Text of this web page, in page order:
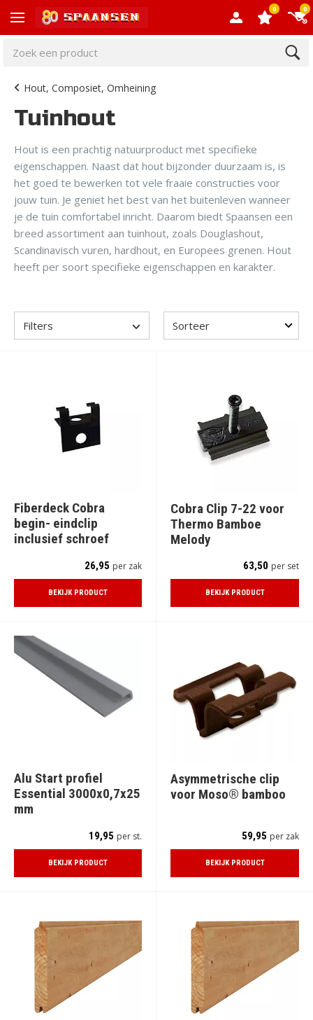
0 0
Hout, Composiet, Omheining
Tuinhout
Hout is een prachtig natuurproduct met specifieke
eigenschappen. Naast dat hout bijzonder duurzaam is, is
het goed te bewerken tot vele fraaie constructies voor
jouw tuin. Je geniet het best van het buitenleven wanneer
je de tuin comfortabel inricht. Daarom biedt Spaansen een
breed assortiment aan tuinhout, zoals Douglashout,
Scandinavisch vuren, hardhout, en Europees grenen. Hout
heeft per soort specifieke eigenschappen en karakter.
Filters
Fiberdeck Cobra
begin- eindclip
inclusief schroef
26,95 per zak
BEKIJK PRODUCT
Cobra Clip 7-22 voor
Thermo Bamboe
Melody
63,50 per set
BEKIJK PRODUCT
Alu Start profiel
Essential 3000x0,7x25
mm
19,95 per st.
BEKIJK PRODUCT
Asymmetrische clip
voor Moso® bamboo
59,95 per zak
BEKIJK PRODUCT